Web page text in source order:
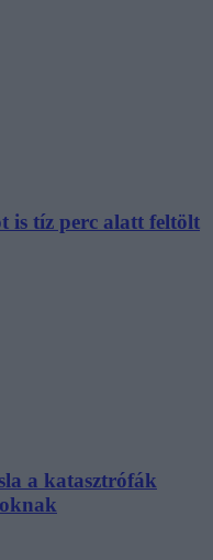
is tíz perc alatt feltölt
a katasztrófák